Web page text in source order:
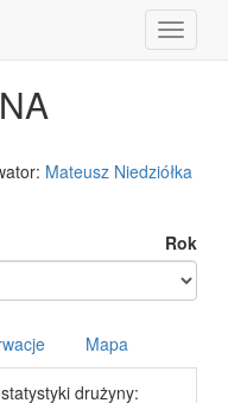
Toggle
Mateusz Niedziółka
Rok
Mapa
drużyny: